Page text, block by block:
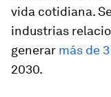
vida cotidiana.
industrias
generar más de
2030.